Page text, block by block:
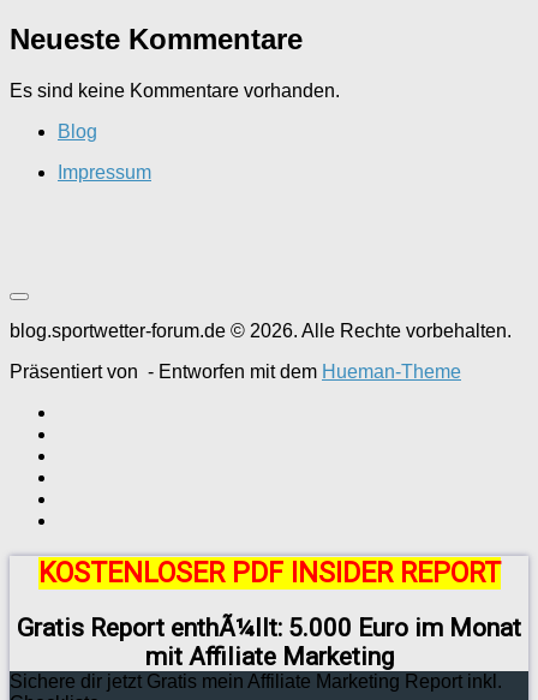
Neueste Kommentare
Es sind keine Kommentare vorhanden.
Blog
Impressum
blog.sportwetter-forum.de © 2026. Alle Rechte vorbehalten.
Präsentiert von - Entworfen mit dem Hueman-Theme
KOSTENLOSER PDF INSIDER REPORT
Gratis Report enthÃ¼llt: 5.000 Euro im Monat
mit Affiliate Marketing
Sichere dir jetzt Gratis mein Affiliate Marketing Report inkl.